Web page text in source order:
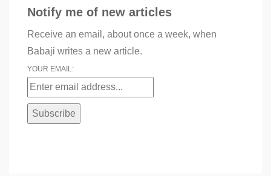
Notify me of new articles
Receive an email, about once a week, when
Babaji writes a new article.
YOUR EMAIL: